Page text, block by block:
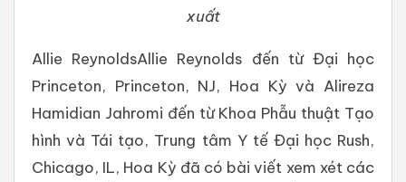
xuất
Allie ReynoldsAllie Reynolds đến từ Đại học
Princeton, Princeton, NJ, Hoa Kỳ và Alireza
Hamidian Jahromi đến từ Khoa Phẫu thuật Tạo
hình và Tái tạo, Trung tâm Y tế Đại học Rush,
Chicago, IL, Hoa Kỳ đã có bài viết xem xét các